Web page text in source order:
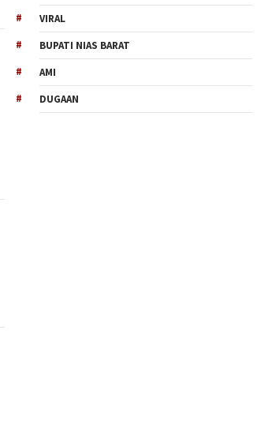
VIRAL
BUPATI NIAS BARAT
AMI
DUGAAN